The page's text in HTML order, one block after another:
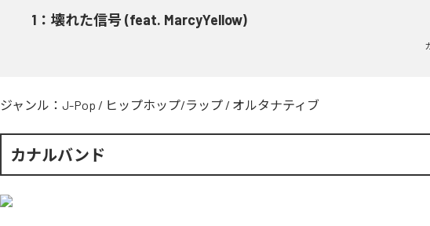
1 ： 壊れた信号 (feat. MarcyYellow)
ジャンル： J-Pop / ヒップホップ/ラップ / オルタナティブ
カナルバンド